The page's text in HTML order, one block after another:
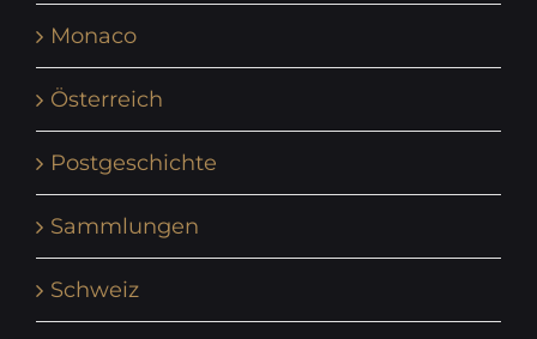
Monaco
Österreich
Postgeschichte
Sammlungen
Schweiz